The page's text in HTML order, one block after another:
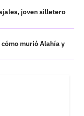
joven silletero
murió Alahía y